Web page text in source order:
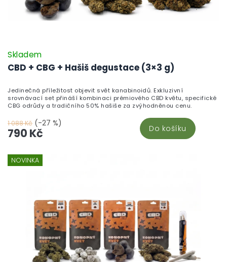
CBD + CBG + Hašiš degustace (3×3 g)
Skladem
1 088 Kč (-27 %)
790 Kč Do košíku
Jedinečná příležitost objevit svět kanabinoidů. Exkluzivní
srovnávací set přináší kombinaci prémiového CBD květu, specifické
CBG odrůdy a tradičního 50% hašiše za zvýhodněnou cenu.
NOVINKA